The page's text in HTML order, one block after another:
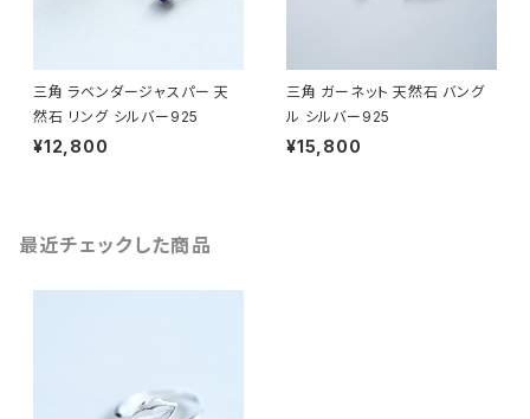
三角 ラベンダージャスパー 天
然石 リング シルバー925
¥12,800
三角 ガーネット 天然石 バング
ル シルバー925
¥15,800
最近チェックした商品